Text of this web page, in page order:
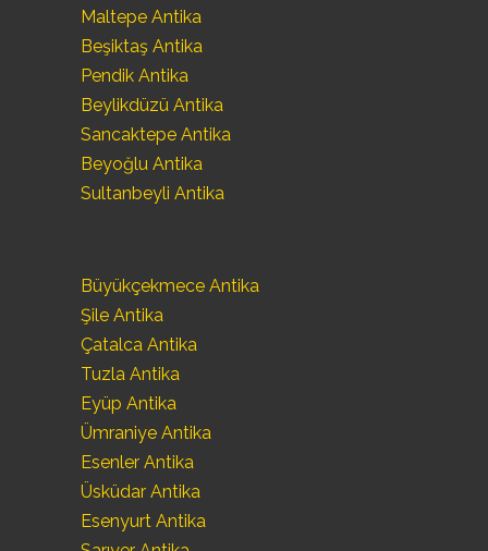
Maltepe Antika
Beşiktaş Antika
Pendik Antika
Beylikdüzü Antika
Sancaktepe Antika
Beyoğlu Antika
Sultanbeyli Antika
Büyükçekmece Antika
Şile Antika
Çatalca Antika
Tuzla Antika
Eyüp Antika
Ümraniye Antika
Esenler Antika
Üsküdar Antika
Esenyurt Antika